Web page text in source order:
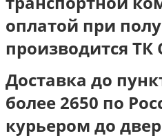
оплатой при
производится ТК
Доставка до
более 2650 по
курьером до